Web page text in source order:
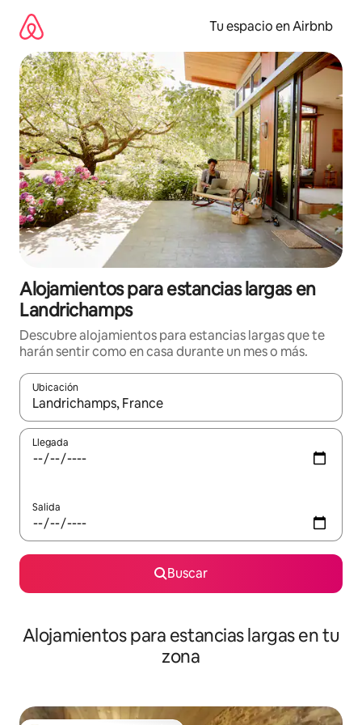
contenido
Tu espacio en Airbnb
Alojamientos para estancias largas en
Landrichamps
Descubre alojamientos para estancias largas que te
harán sentir como en casa durante un mes o más.
Ubicación
Cuando los resultados estén disponibles, podrás navegar
Llegada
Salida
Buscar
Alojamientos para estancias largas en tu
zona